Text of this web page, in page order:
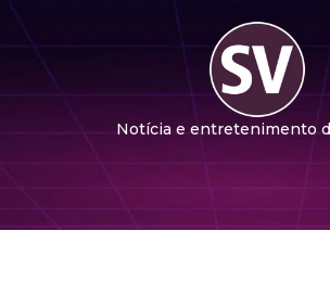
Notícia e entretenimento